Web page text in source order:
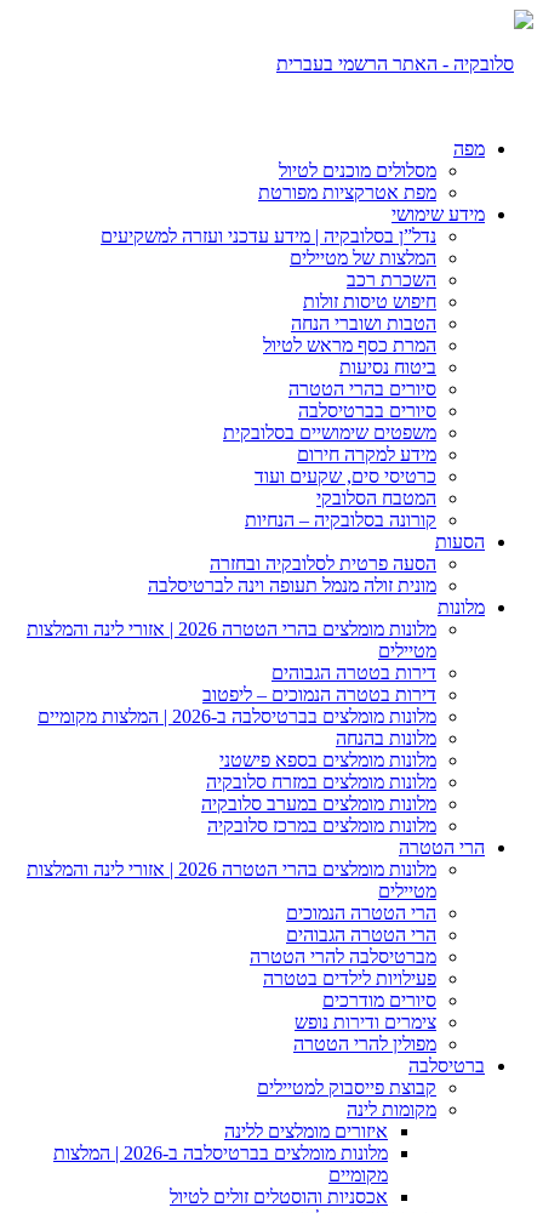
מפה
מסלולים מוכנים לטיול
מפת אטרקציות מפורטת
מידע שימושי
נדל”ן בסלובקיה | מידע עדכני ועזרה למשקיעים
המלצות של מטיילים
השכרת רכב
חיפוש טיסות זולות
הטבות ושוברי הנחה
המרת כסף מראש לטיול
ביטוח נסיעות
סיורים בהרי הטטרה
סיורים בברטיסלבה
משפטים שימושיים בסלובקית
מידע למקרה חירום
כרטיסי סים, שקעים ועוד
המטבח הסלובקי
קורונה בסלובקיה – הנחיות
הסעות
הסעה פרטית לסלובקיה ובחזרה
מונית זולה מנמל תעופה וינה לברטיסלבה
מלונות
מלונות מומלצים בהרי הטטרה 2026 | אזורי לינה והמלצות
מטיילים
דירות בטטרה הגבוהים
דירות בטטרה הנמוכים – ליפטוב
מלונות מומלצים בברטיסלבה ב-2026 | המלצות מקומיים
מלונות בהנחה
מלונות מומלצים בספא פישטני
מלונות מומלצים במזרח סלובקיה
מלונות מומלצים במערב סלובקיה
מלונות מומלצים במרכז סלובקיה
הרי הטטרה
מלונות מומלצים בהרי הטטרה 2026 | אזורי לינה והמלצות
מטיילים
הרי הטטרה הנמוכים
הרי הטטרה הגבוהים
מברטיסלבה להרי הטטרה
פעילויות לילדים בטטרה
סיורים מודרכים
צימרים ודירות נופש
מפולין להרי הטטרה
ברטיסלבה
קבוצת פייסבוק למטיילים
מקומות לינה
איזורים מומלצים ללינה
מלונות מומלצים בברטיסלבה ב-2026 | המלצות
מקומיים
אכסניות והוסטלים זולים לטיול